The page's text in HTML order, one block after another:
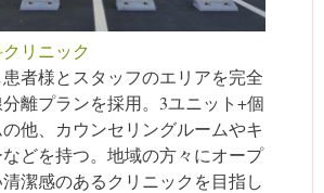
リニック
者様とスタッフのエリアを完全
離プランを採用。3ユニット+個
他、カウンセリングルームやキ
どを持つ。地域の方々にオープ
潔感のあるクリニックを目指し